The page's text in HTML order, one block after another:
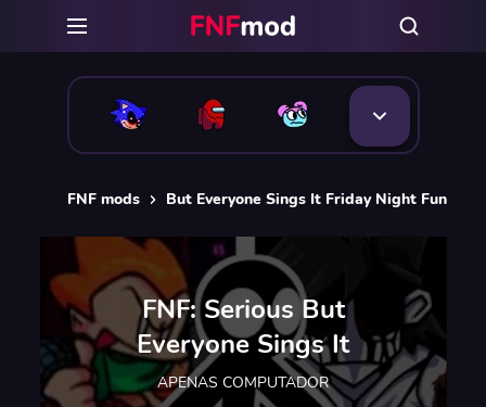
FNF mods But Everyone Sings It Friday Night Funkin
FNF: Serious But
Everyone Sings It
APENAS COMPUTADOR